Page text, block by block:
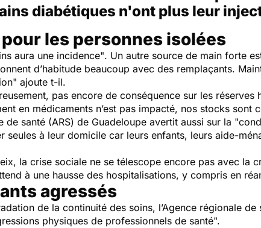
diabétiques n'ont plus leur
les personnes isolées
aura une incidence". Un autre source de main forte
d’habitude beaucoup avec des remplaçants.
ajoute t-il.
pas encore de conséquence sur les
en médicaments n’est pas impacté, nos stocks sont
de santé (ARS) de Guadeloupe avertit aussi sur la "
seules à leur domicile car leurs enfants, leurs aide-
la crise sociale ne se télescope encore pas avec la
à une hausse des hospitalisations, y compris en
agressés
de la continuité des soins, l’Agence régionale
physiques de professionnels de santé".